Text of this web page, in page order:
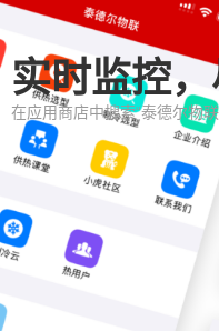
实时监控
在应用商店中搜索“泰德尔物